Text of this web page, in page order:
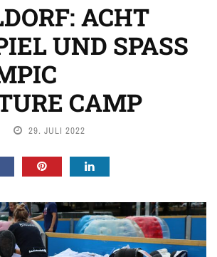
ACHT
UND SPASS I
A
CAMP
29. JULI 2022